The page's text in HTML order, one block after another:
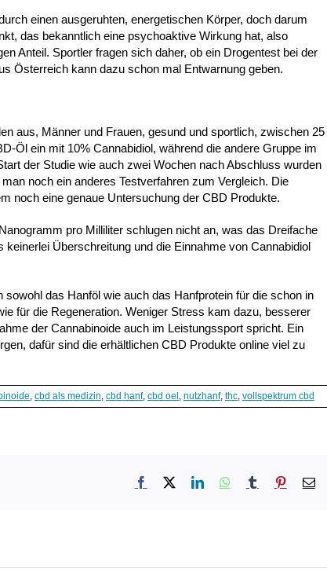
einen ausgeruhten, energetischen Körper, doch darum
das bekanntlich eine psychoaktive Wirkung hat, also
Anteil. Sportler fragen sich daher, ob ein Drogentest bei der
Österreich kann dazu schon mal Entwarnung geben.
aus, Männer und Frauen, gesund und sportlich, zwischen 25
Öl ein mit 10% Cannabidiol, während die andere Gruppe im
der Studie wie auch zwei Wochen nach Abschluss wurden
noch ein anderes Testverfahren zum Vergleich. Die
noch eine genaue Untersuchung der CBD Produkte.
pro Milliliter schlugen nicht an, was das Dreifache
Überschreitung und die Einnahme von Cannabidiol
das Hanföl wie auch das Hanfprotein für die schon in
für die Regeneration. Weniger Stress kam dazu, besserer
der Cannabinoide auch im Leistungssport spricht. Ein
dafür sind die erhältlichen CBD Produkte online viel zu
, cbd als medizin, cbd hanf, cbd oel, nutzhanf, thc, vollspektrum cbd
Facebook
X LinkedInWhatsApp
TumblrPinterest
E-